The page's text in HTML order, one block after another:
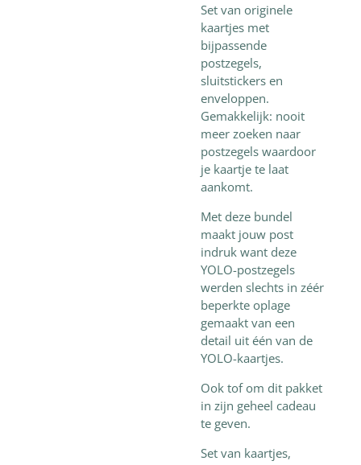
Set van originele
kaartjes met
bijpassende
postzegels,
sluitstickers en
enveloppen.
Gemakkelijk: nooit
meer zoeken naar
postzegels waardoor
je kaartje te laat
aankomt.
Met deze bundel
maakt jouw post
indruk want deze
YOLO-postzegels
werden slechts in zéér
beperkte oplage
gemaakt van een
detail uit één van de
YOLO-kaartjes.
Ook tof om dit pakket
in zijn geheel cadeau
te geven.
Set van kaartjes,